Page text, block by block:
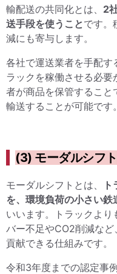
輸配送の共同化とは、 2
送手段を使うことです。
減にも寄与します。
各社で運送業者を手配す
ラックを稼働させる必
者が商品を保管すること
輸送することが可能です。
(3) モーダルシフト
モーダルシフトとは、
を、環境負荷の小さい
いいます。トラックより
バー不足やCO2削減など
貢献できる仕組みです。
令和3年度までの認定事